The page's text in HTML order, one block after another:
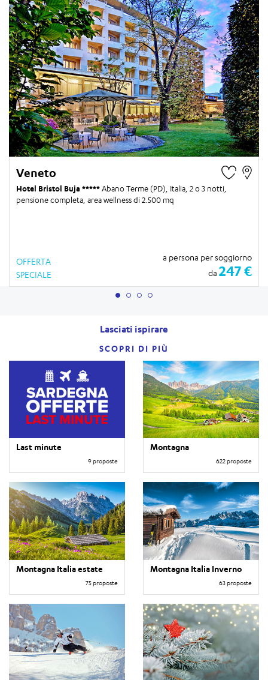
Veneto
Hotel Bristol Buja Abano Terme (PD), Italia, 2 o 3 notti
pensione completa, area wellness di 2.500 mq
OFFERTA
SPECIALE
a persona per soggiorno
da 247 €
Lasciati ispirare
SCOPRI DI PIÙ
Last minute
9 proposte
Montagna
622 proposte
Montagna Italia estate
75 proposte
Montagna Italia Inverno
63 proposte